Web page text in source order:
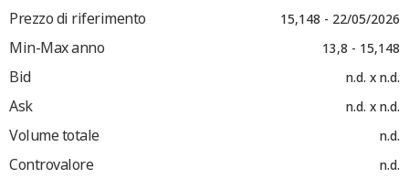
Prezzo di riferimento 15,148 - 22/05/2026
Min-Max anno 13,8 - 15,148
Bid n.d. x n.d.
Ask n.d. x n.d.
Volume totale n.d.
Controvalore n.d.